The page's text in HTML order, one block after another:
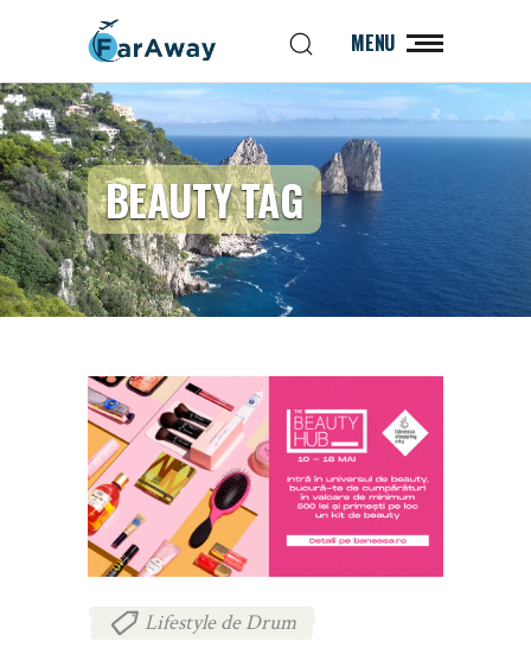
MENU
BEAUTY TAG
Lifestyle de Drum